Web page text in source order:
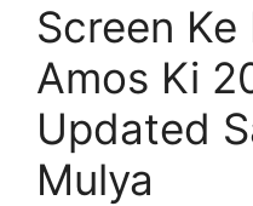
Screen
Amos Ki
Updated
Mulya